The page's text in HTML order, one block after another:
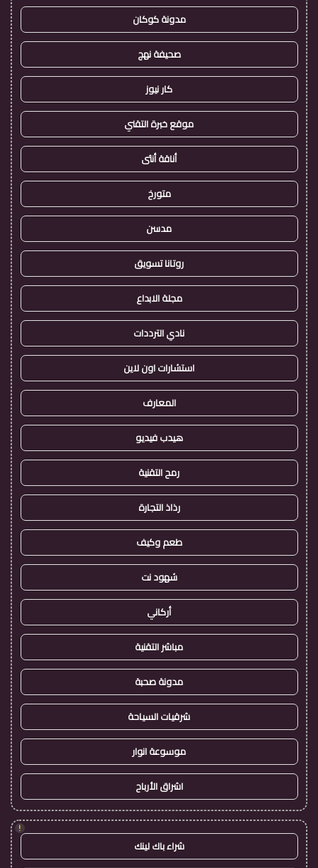
مدونة كوكان
صحيفة نهج
كار نيوز
موقع خبرة التقني
أناقة أنثى
متورخ
مدسن
روتانا تسويق
مجلة الابداع
نادي الترددات
استشارات اون لاين
المعارف
هيدب فيديو
رمح التقنية
رذاذ التجارة
طعم وكيف
شهود نت
أركاني
مباشر التقنية
مدونة صحبة
شرقيات السياحة
موسوعة انوار
اشراق الأرباح
!
شراء باك لينك